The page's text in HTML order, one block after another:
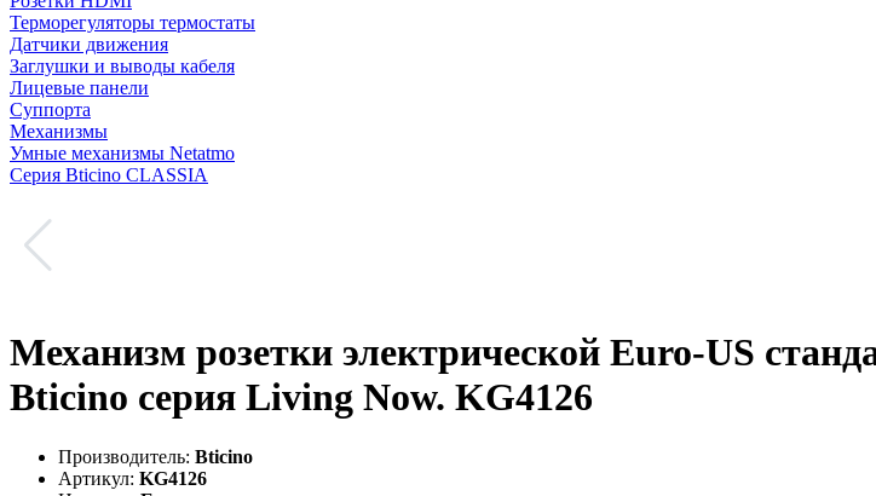
Терморегуляторы термостаты
Датчики движения
Заглушки и выводы кабеля
Лицевые панели
Суппорта
Механизмы
Умные механизмы Netatmo
Серия Bticino CLASSIA
Механизм розетки электрической Euro-US
Bticino серия Living Now. KG4126
Производитель: Bticino
Артикул: KG4126